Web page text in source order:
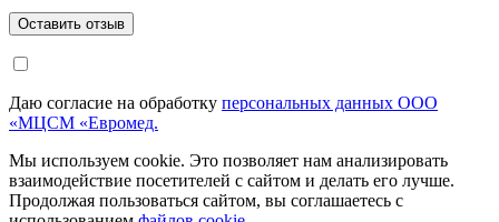
Даю согласие на обработку персональных данных ООО
«МЦСМ «Евромед.
Мы используем cookie. Это позволяет нам анализировать
взаимодействие посетителей с сайтом и делать его лучше.
Продолжая пользоваться сайтом, вы соглашаетесь с